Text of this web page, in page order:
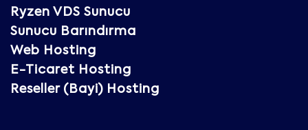
Ryzen VDS Sunucu
Sunucu Barındırma
Web Hosting
E-Ticaret Hosting
Reseller (Bayi) Hosting